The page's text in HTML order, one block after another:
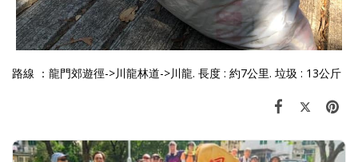
路線 ：龍門郊遊徑->川龍林道->川龍. 長度 : 約7公里. 垃圾 : 13公斤